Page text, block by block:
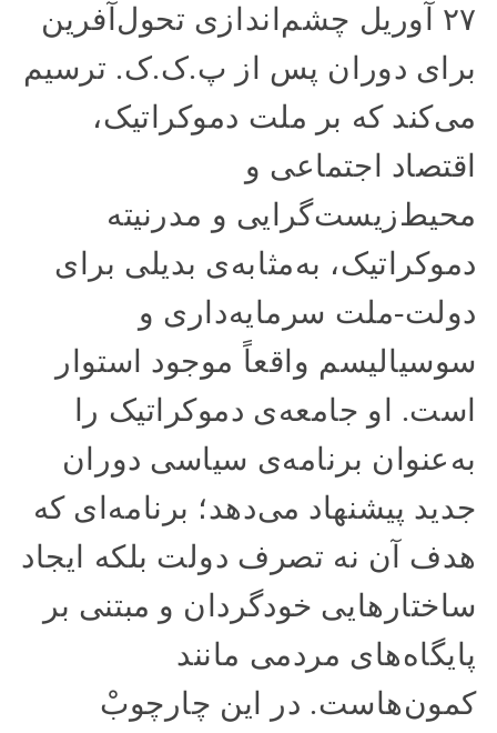
۲۷ آوریل چشم‌اندازی تحول‌آفرین
برای دوران پس از پ.ک.ک. ترسیم
می‌کند که بر ملت دموکراتیک،
اقتصاد اجتماعی و
محیط‌زیست‌گرایی و مدرنیته
دموکراتیک، به‌مثابه‌ی بدیلی برای
دولت‌-ملت سرمایه‌داری و
سوسیالیسم واقعاً موجود استوار
است. او جامعه‌ی دموکراتیک را
به‌عنوان برنامه‌ی سیاسی دوران
جدید پیشنهاد می‌دهد؛ برنامه‌ای که
هدف آن نه تصرف دولت بلکه ایجاد
ساختارهایی خودگردان و مبتنی بر
پایگاه‌های مردمی مانند
کمون‌هاست. در این چارچوبْ